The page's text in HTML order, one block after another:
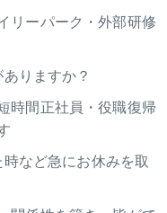
リーパーク・外部研修
りますか？
時間正社員・役職復帰
など急にお休みを取